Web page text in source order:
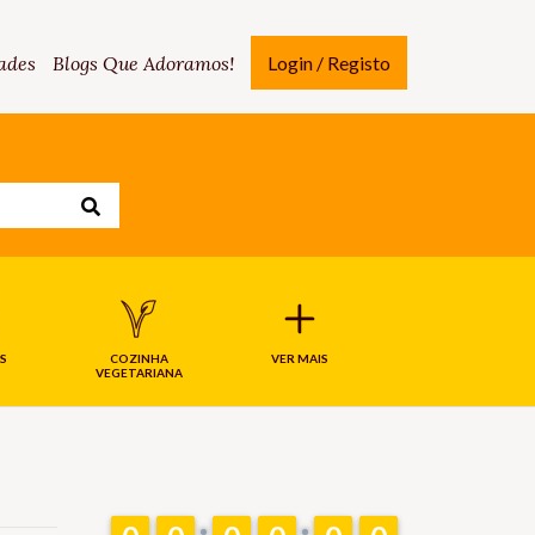
Blogs Que Adoramos! Login / Registo
COZINHA
VEGETARIANA
VER MAIS